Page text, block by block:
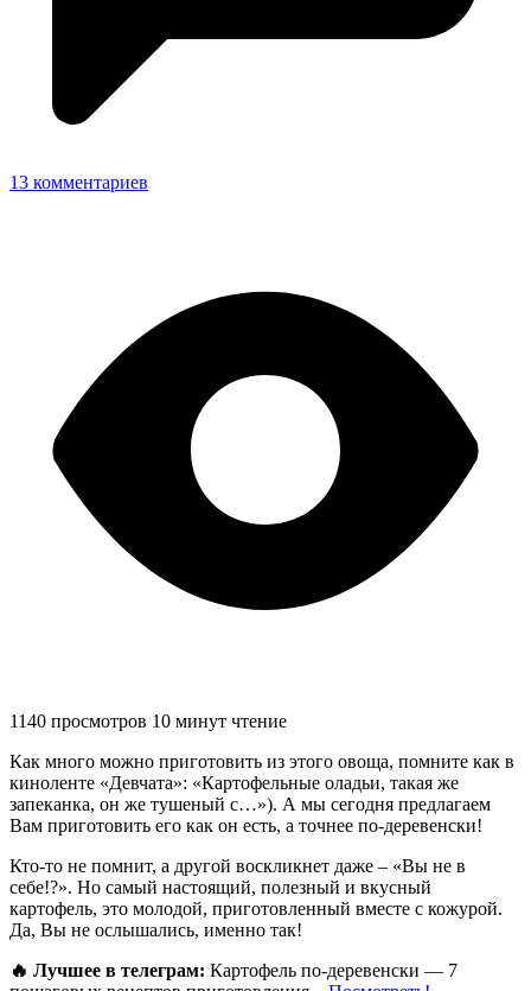
13 комментариев
1140 просмотров 10 минут чтение
Как много можно приготовить из этого овоща, помните как в
киноленте «Девчата»: «Картофельные оладьи, такая же
запеканка, он же тушеный с…»). А мы сегодня предлагаем
Вам приготовить его как он есть, а точнее по-деревенски!
Кто-то не помнит, а другой воскликнет даже – «Вы не в
себе!?». Но самый настоящий, полезный и вкусный
картофель, это молодой, приготовленный вместе с кожурой.
Да, Вы не ослышались, именно так!
🔥 Лучшее в телеграм: Картофель по-деревенски — 7